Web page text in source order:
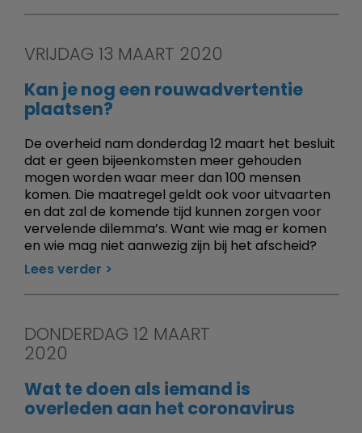
VRIJDAG 13 MAART 2020
Kan je nog een rouwadvertentie
plaatsen?
De overheid nam donderdag 12 maart het besluit
dat er geen bijeenkomsten meer gehouden
mogen worden waar meer dan 100 mensen
komen. Die maatregel geldt ook voor uitvaarten
en dat zal de komende tijd kunnen zorgen voor
vervelende dilemma’s. Want wie mag er komen
en wie mag niet aanwezig zijn bij het afscheid?
Lees verder
DONDERDAG 12 MAART
2020
Wat te doen als iemand is
overleden aan het coronavirus